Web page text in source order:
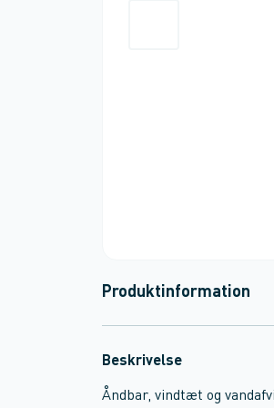
Produktinformation
Beskrivelse
Åndbar, vindtæt og